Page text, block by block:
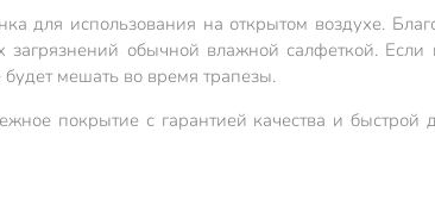
для использования на открытом воздухе.
обычной влажной салфеткой.
мешать во время трапезы.
покрытие с гарантией качества и быстрой